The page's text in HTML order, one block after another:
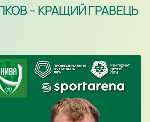
– КРАЩИЙ ГРАВЕЦЬ